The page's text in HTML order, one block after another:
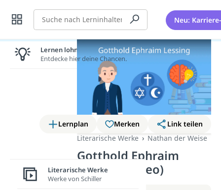
Suche Neu:
Lernplan Merken
Link teilen
Literarische Werke
Nathan der Weise
Gotthold Ephraim
Lessing (Video)
Lernen lohnt sich!
Entdecke hier deine Chancen.
Literarische Werke
Werke von Schiller